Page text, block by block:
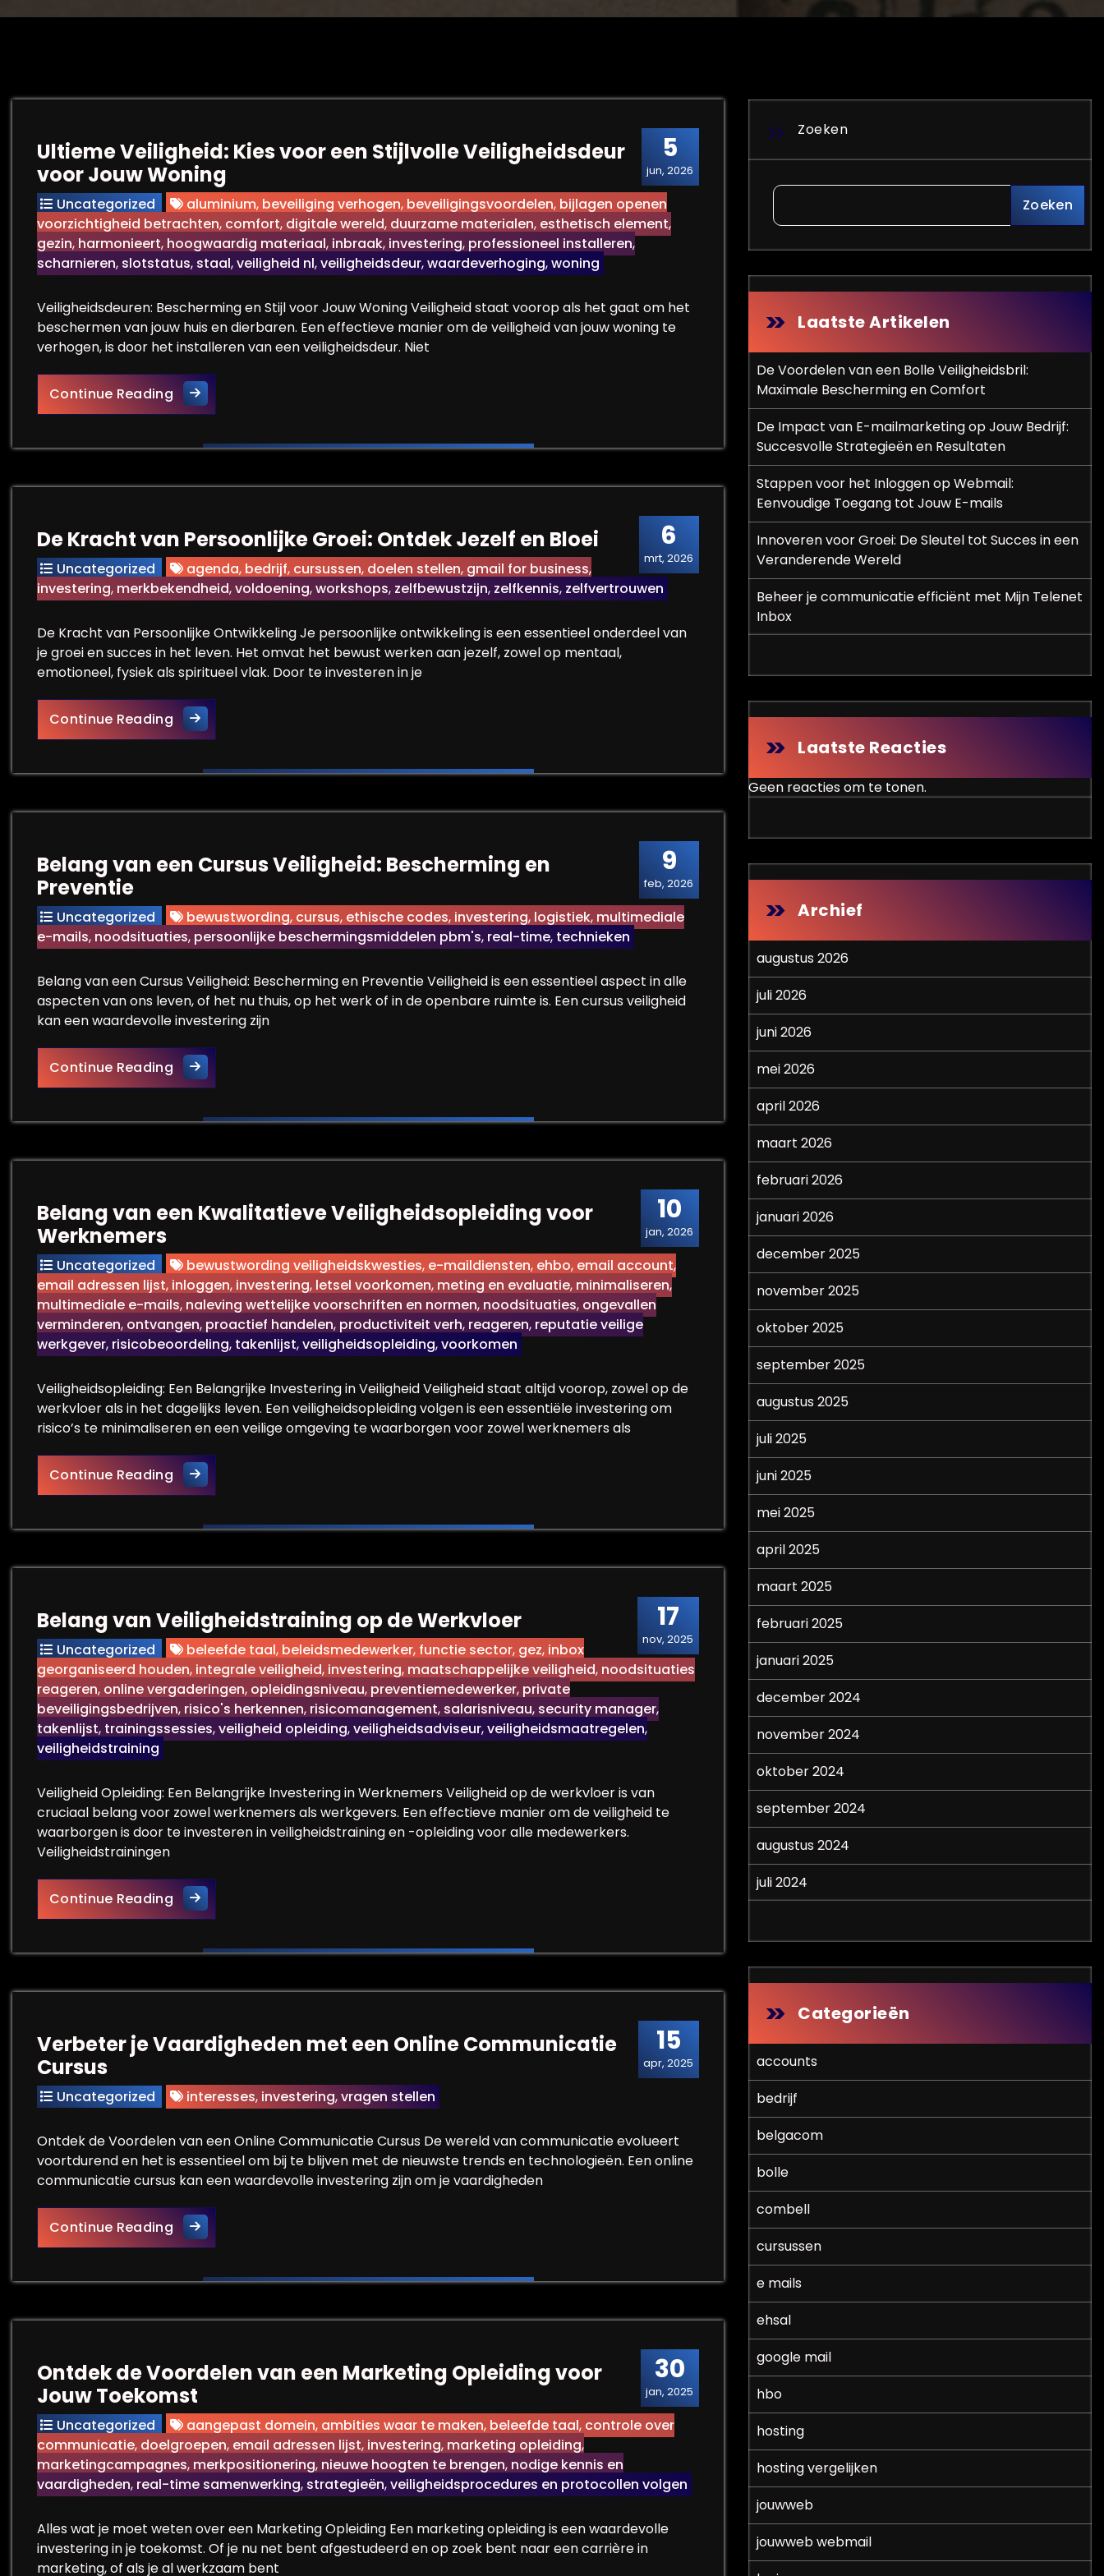
5
jun, 2026
Ultieme Veiligheid: Kies voor een Stijlvolle Veiligheidsdeur
voor Jouw Woning
Uncategorized aluminium, beveiliging verhogen, beveiligingsvoordelen, bijlagen openen
voorzichtigheid betrachten, comfort, digitale wereld, duurzame materialen, esthetisch element,
gezin, harmonieert, hoogwaardig materiaal, inbraak, investering, professioneel installeren,
scharnieren, slotstatus, staal,veiligheid nl,veiligheidsdeur,waardeverhoging,woning
Veiligheidsdeuren: Bescherming en Stijl voor Jouw Woning Veiligheid staat voorop als het gaat om het
beschermen van jouw huis en dierbaren. Een effectieve manier om de veiligheid van jouw woning te
verhogen, is door het installeren van een veiligheidsdeur. Niet
Continue ReadingUltieme Veiligheid: Kies voor een Stijlvolle Veiligheidsdeur voor Jouw Woning
6
mrt, 2026
De Kracht van Persoonlijke Groei: Ontdek Jezelf en Bloei
Uncategorized agenda, bedrijf, cursussen, doelen stellen, gmail for business,
investering, merkbekendheid,voldoening,workshops, zelfbewustzijn, zelfkennis, zelfvertrouwen
De Kracht van Persoonlijke Ontwikkeling Je persoonlijke ontwikkeling is een essentieel onderdeel van
je groei en succes in het leven. Het omvat het bewust werken aan jezelf, zowel op mentaal,
emotioneel, fysiek als spiritueel vlak. Door te investeren in je
Continue ReadingDe Kracht van Persoonlijke Groei: Ontdek Jezelf en Bloei
9
feb, 2026
Belang van een Cursus Veiligheid: Bescherming en
Preventie
Uncategorized bewustwording, cursus, ethische codes, investering, logistiek, multimediale
e-mails, noodsituaties, persoonlijke beschermingsmiddelen pbm's, real-time, technieken
Belang van een Cursus Veiligheid: Bescherming en Preventie Veiligheid is een essentieel aspect in alle
aspecten van ons leven, of het nu thuis, op het werk of in de openbare ruimte is. Een cursus veiligheid
kan een waardevolle investering zijn
Continue ReadingBelang van een Cursus Veiligheid: Bescherming en Preventie
10
jan, 2026
Belang van een Kwalitatieve Veiligheidsopleiding voor
Werknemers
Uncategorized bewustwording veiligheidskwesties, e-maildiensten, ehbo, email account,
email adressen lijst, inloggen, investering, letsel voorkomen, meting en evaluatie, minimaliseren,
multimediale e-mails, naleving wettelijke voorschriften en normen, noodsituaties, ongevallen
verminderen, ontvangen, proactief handelen, productiviteit verh, reageren, reputatie veilige
werkgever, risicobeoordeling, takenlijst,veiligheidsopleiding,voorkomen
Veiligheidsopleiding: Een Belangrijke Investering in Veiligheid Veiligheid staat altijd voorop, zowel op de
werkvloer als in het dagelijks leven. Een veiligheidsopleiding volgen is een essentiële investering om
risico’s te minimaliseren en een veilige omgeving te waarborgen voor zowel werknemers als
Continue ReadingBelang van een Kwalitatieve Veiligheidsopleiding voor Werknemers
17
nov, 2025
Belang van Veiligheidstraining op de Werkvloer
Uncategorized beleefde taal, beleidsmedewerker, functie sector, gez, inbox
georganiseerd houden, integrale veiligheid, investering, maatschappelijke veiligheid, noodsituaties
reageren, online vergaderingen, opleidingsniveau, preventiemedewerker, private
beveiligingsbedrijven, risico's herkennen, risicomanagement, salarisniveau, security manager,
takenlijst, trainingssessies,veiligheid opleiding,veiligheidsadviseur,veiligheidsmaatregelen,
veiligheidstraining
Veiligheid Opleiding: Een Belangrijke Investering in Werknemers Veiligheid op de werkvloer is van
cruciaal belang voor zowel werknemers als werkgevers. Een effectieve manier om de veiligheid te
waarborgen is door te investeren in veiligheidstraining en -opleiding voor alle medewerkers.
Veiligheidstrainingen
Continue ReadingBelang van Veiligheidstraining op de Werkvloer
15
apr, 2025
Verbeter je Vaardigheden met een Online Communicatie
Cursus
Uncategorized interesses, investering,vragen stellen
Ontdek de Voordelen van een Online Communicatie Cursus De wereld van communicatie evolueert
voortdurend en het is essentieel om bij te blijven met de nieuwste trends en technologieën. Een online
communicatie cursus kan een waardevolle investering zijn om je vaardigheden
Continue ReadingVerbeter je Vaardigheden met een Online Communicatie Cursus
30
jan, 2025
Ontdek de Voordelen van een Marketing Opleiding voor
Jouw Toekomst
Uncategorized aangepast domein, ambities waar te maken, beleefde taal, controle over
communicatie, doelgroepen, email adressen lijst, investering, marketing opleiding,
marketingcampagnes, merkpositionering, nieuwe hoogten te brengen, nodige kennis en
vaardigheden, real-time samenwerking, strategieën,veiligheidsprocedures en protocollen volgen
Alles wat je moet weten over een Marketing Opleiding Een marketing opleiding is een waardevolle
investering in je toekomst. Of je nu net bent afgestudeerd en op zoek bent naar een carrière in
marketing, of als je al werkzaam bent
Zoeken
Zoeken
Laatste Artikelen
De Voordelen van een Bolle Veiligheidsbril:
Maximale Bescherming en Comfort
De Impact van E-mailmarketing op Jouw Bedrijf:
Succesvolle Strategieën en Resultaten
Stappen voor het Inloggen op Webmail:
Eenvoudige Toegang tot Jouw E-mails
Innoveren voor Groei: De Sleutel tot Succes in een
Veranderende Wereld
Beheer je communicatie efficiënt met Mijn Telenet
Inbox
Laatste Reacties
Geen reacties om te tonen.
Archief
augustus 2026
juli 2026
juni 2026
mei 2026
april 2026
maart 2026
februari 2026
januari 2026
december 2025
november 2025
oktober 2025
september 2025
augustus 2025
juli 2025
juni 2025
mei 2025
april 2025
maart 2025
februari 2025
januari 2025
december 2024
november 2024
oktober 2024
september 2024
augustus 2024
juli 2024
Categorieën
accounts
bedrijf
belgacom
bolle
combell
cursussen
e mails
ehsal
google mail
hbo
hosting
hosting vergelijken
jouwweb
jouwweb webmail